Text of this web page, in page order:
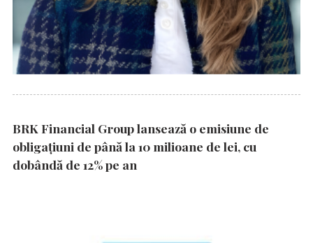
BRK Financial Group lansează o emisiune de
obligațiuni de până la 10 milioane de lei, cu
dobândă de 12% pe an